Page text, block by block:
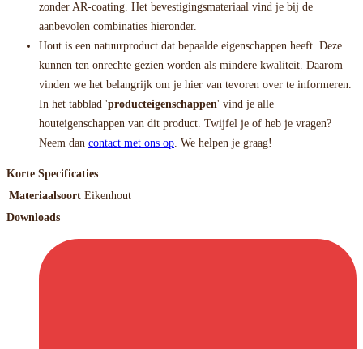
zonder AR-coating. Het bevestigingsmateriaal vind je bij de
aanbevolen combinaties hieronder.
Hout is een natuurproduct dat bepaalde eigenschappen heeft. Deze
kunnen ten onrechte gezien worden als mindere kwaliteit. Daarom
vinden we het belangrijk om je hier van tevoren over te informeren.
In het tabblad 'producteigenschappen' vind je alle
houteigenschappen van dit product. Twijfel je of heb je vragen?
Neem dan contact met ons op. We helpen je graag!
Korte Specificaties
Materiaalsoort Eikenhout
Downloads